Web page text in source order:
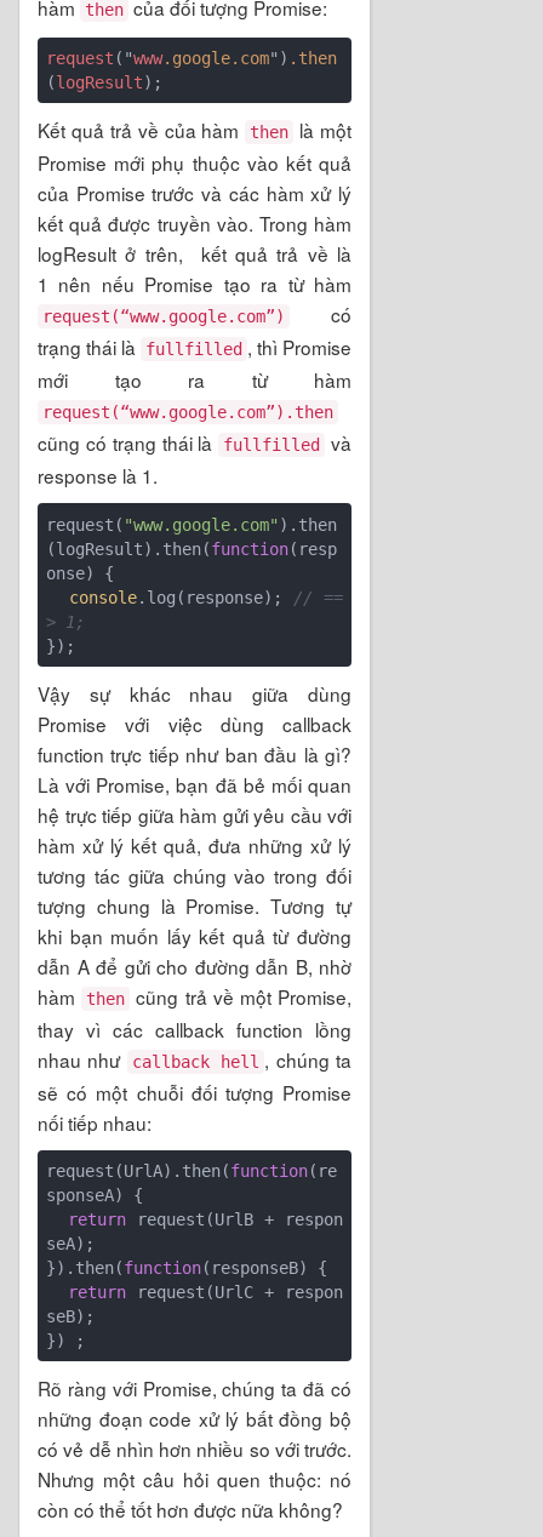
hàm
then của đối tượng Promise:
request ("www.google.com") .then
(logResult
Kết quả trả về của hàm then
là một
Promise mới phụ thuộc vào kết quả
của Promise trước và các hàm xử lý
kết quả được truyền vào. Trong hàm
logResult ở trên, kết quả trả về là
1 nên nếu Promise tạo ra từ hàm
request(“www.google.com”)
có
trạng thái là fullfilled , thì Promise
mới tạo ra từ hàm
request(“www.google.com”).then
cũng có trạng thái là fullfilled
và
response là 1.
request( "www.google.com" ).then
(logResult).then(function( resp
onse) {
console.log(response);
// ==
> 1;
Vậy sự khác nhau giữa dùng
Promise với việc dùng callback
function trực tiếp như ban đầu là gì?
Là với Promise, bạn đã bẻ mối quan
hệ trực tiếp giữa hàm gửi yêu cầu với
hàm xử lý kết quả, đưa những xử lý
tương tác giữa chúng vào trong đối
tượng chung là Promise. Tương tự
khi bạn muốn lấy kết quả từ đường
dẫn A để gửi cho đường dẫn B, nhờ
hàm
then cũng trả về một Promise,
thay vì các callback function lồng
nhau như
callback hell , chúng ta
sẽ có một chuỗi đối tượng Promise
nối tiếp nhau:
request(UrlA).then(function( re
sponseA) {
return request(UrlB + respon
seA);
}).then(function( responseB) {
return request(UrlC + respon
seB);
Rõ ràng với Promise, chúng ta đã có
những đoạn code xử lý bất đồng bộ
có vẻ dễ nhìn hơn nhiều so với trước.
Nhưng một câu hỏi quen thuộc: nó
còn có thể tốt hơn được nữa không?